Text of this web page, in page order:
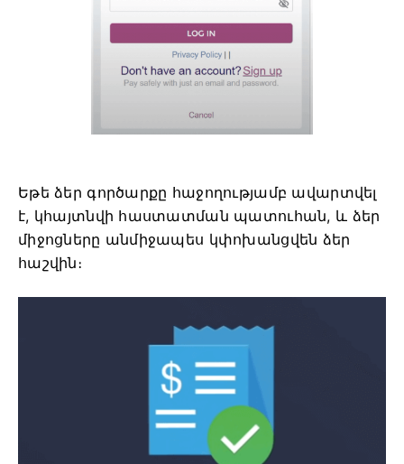
Եթե ձեր գործարքը հաջողությամբ ավարտվել
է, կհայտնվի հաստատման պատուհան, և ձեր
միջոցները անմիջապես կփոխանցվեն ձեր
հաշվին։